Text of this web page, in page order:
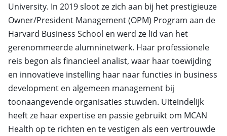
University. In 2019 sloot ze zich aan bij het prestigieuze
Owner/President Management (OPM) Program aan de
Harvard Business School en werd ze lid van het
gerenommeerde alumninetwerk. Haar professionele
reis begon als financieel analist, waar haar toewijding
en innovatieve instelling haar naar functies in business
development en algemeen management bij
toonaangevende organisaties stuwden. Uiteindelijk
heeft ze haar expertise en passie gebruikt om MCAN
Health op te richten en te vestigen als een vertrouwde